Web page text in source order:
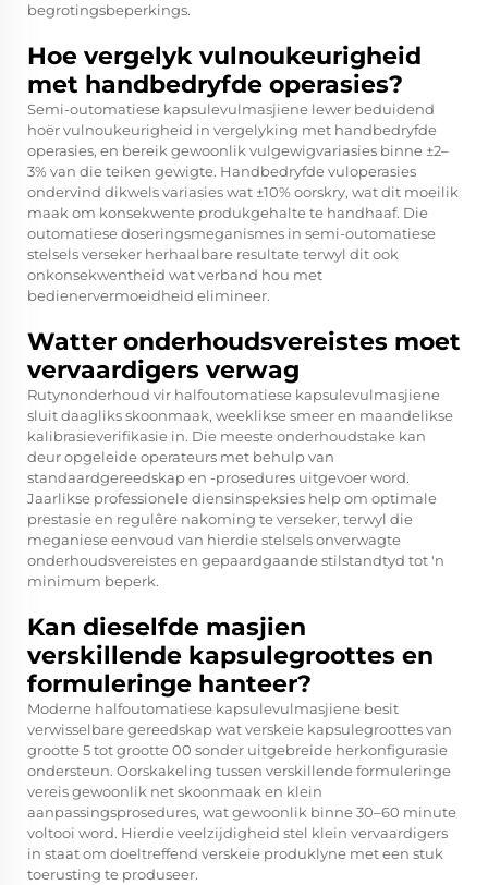
begrotingsbeperkings.
Hoe vergelyk vulnoukeurigheid
met handbedryfde operasies?
Semi-outomatiese kapsulevulmasjiene lewer beduidend
hoër vulnoukeurigheid in vergelyking met handbedryfde
operasies, en bereik gewoonlik vulgewigvariasies binne ±2–
3% van die teiken gewigte. Handbedryfde vuloperasies
ondervind dikwels variasies wat ±10% oorskry, wat dit moeilik
maak om konsekwente produkgehalte te handhaaf. Die
outomatiese doseringsmeganismes in semi-outomatiese
stelsels verseker herhaalbare resultate terwyl dit ook
onkonsekwentheid wat verband hou met
bedienervermoeidheid elimineer.
Watter onderhoudsvereistes moet
vervaardigers verwag
Rutynonderhoud vir halfoutomatiese kapsulevulmasjiene
sluit daagliks skoonmaak, weeklikse smeer en maandelikse
kalibrasieverifikasie in. Die meeste onderhoudstake kan
deur opgeleide operateurs met behulp van
standaardgereedskap en -prosedures uitgevoer word.
Jaarlikse professionele diensinspeksies help om optimale
prestasie en regulêre nakoming te verseker, terwyl die
meganiese eenvoud van hierdie stelsels onverwagte
onderhoudsvereistes en gepaardgaande stilstandtyd tot 'n
minimum beperk.
Kan dieselfde masjien
verskillende kapsulegroottes en
formuleringe hanteer?
Moderne halfoutomatiese kapsulevulmasjiene besit
verwisselbare gereedskap wat verskeie kapsulegroottes van
grootte 5 tot grootte 00 sonder uitgebreide herkonfigurasie
ondersteun. Oorskakeling tussen verskillende formuleringe
vereis gewoonlik net skoonmaak en klein
aanpassingsprosedures, wat gewoonlik binne 30–60 minute
voltooi word. Hierdie veelzijdigheid stel klein vervaardigers
in staat om doeltreffend verskeie produklyne met een stuk
toerusting te produseer.